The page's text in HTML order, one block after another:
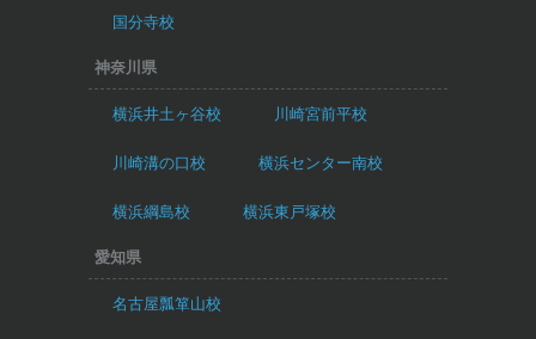
国分寺校
神奈川県
横浜井土ヶ谷校 川崎宮前平校
川崎溝の口校 横浜センター南校
横浜綱島校 横浜東戸塚校
愛知県
名古屋瓢箪山校